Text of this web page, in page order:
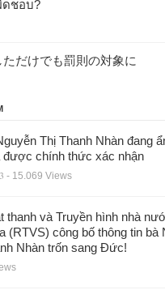
ดชอบ?
だけでも罰則の対象に
Thị Thanh Nhàn đang
chính thức xác nhận
- 15.069 Views
thanh và Truyền hình nhà
(RTVS) công bố thông tin bà
Nhàn trốn sang Đức!